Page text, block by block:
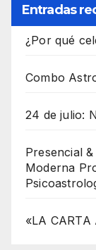
Entradas
¿Por qué
Combo
24 de julio:
Presencial
Moderna
«LA CARTA